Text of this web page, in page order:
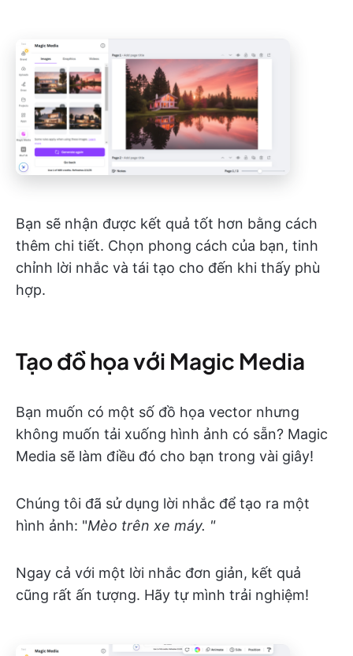
Bạn sẽ nhận được kết quả tốt hơn bằng cách
thêm chi tiết. Chọn phong cách của bạn, tinh
chỉnh lời nhắc và tái tạo cho đến khi thấy phù
hợp.
Tạo đồ họa với Magic Media
Bạn muốn có một số đồ họa vector nhưng
không muốn tải xuống hình ảnh có sẵn? Magic
Media sẽ làm điều đó cho bạn trong vài giây!
Chúng tôi đã sử dụng lời nhắc để tạo ra một
hình ảnh: "Mèo trên xe máy. "
Ngay cả với một lời nhắc đơn giản, kết quả
cũng rất ấn tượng. Hãy tự mình trải nghiệm!